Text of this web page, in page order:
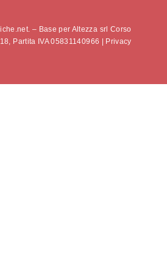
– Base per Altezza srl Corso
Partita IVA 05831140966 |
Privacy